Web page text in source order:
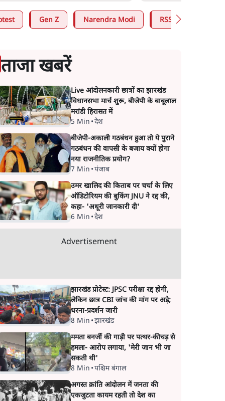
Gen Z Narendra Modi RSS
ताजा खबरें
Live आंदोलनकारी छात्रों का झारखंड
विधानसभा मार्च शुरू, बीजेपी के बाबूलाल
मरांडी हिरासत में
5 Min •देश
बीजेपी-अकाली गठबंधन हुआ तो ये पुराने
गठबंधन की वापसी के बजाय क्यों होगा
नया राजनीतिक प्रयोग?
7 Min •पंजाब
उमर खालिद की किताब पर चर्चा के लिए
ऑडिटोरियम की बुकिंग JNU ने रद्द की,
कहा- 'अधूरी जानकारी दी'
6 Min •देश
Advertisement
झारखंड प्रोटेस्ट: JPSC परीक्षा रद्द होगी,
लेकिन छात्र CBI जांच की मांग पर अड़े;
धरना-प्रदर्शन जारी
8 Min •झारखंड
ममता बनर्जी की गाड़ी पर पत्थर-कीचड़ से
हमला- आरोप लगाया, 'मेरी जान भी जा
सकती थी'
8 Min •पश्चिम बंगाल
अगस्त क्रांति आंदोलन में जनता की
एकजुटता कायम रहती तो देश का